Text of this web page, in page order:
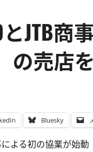
とJTB
の売店
Bluesky
よる初の協業が始動